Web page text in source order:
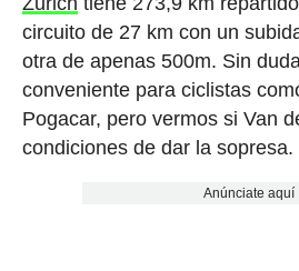
circuito de 27 km con un
otra de apenas 500m. Sin
conveniente para ciclistas
Pogacar, pero vermos si Van
condiciones de dar la sopresa.
Anúnciate aquí